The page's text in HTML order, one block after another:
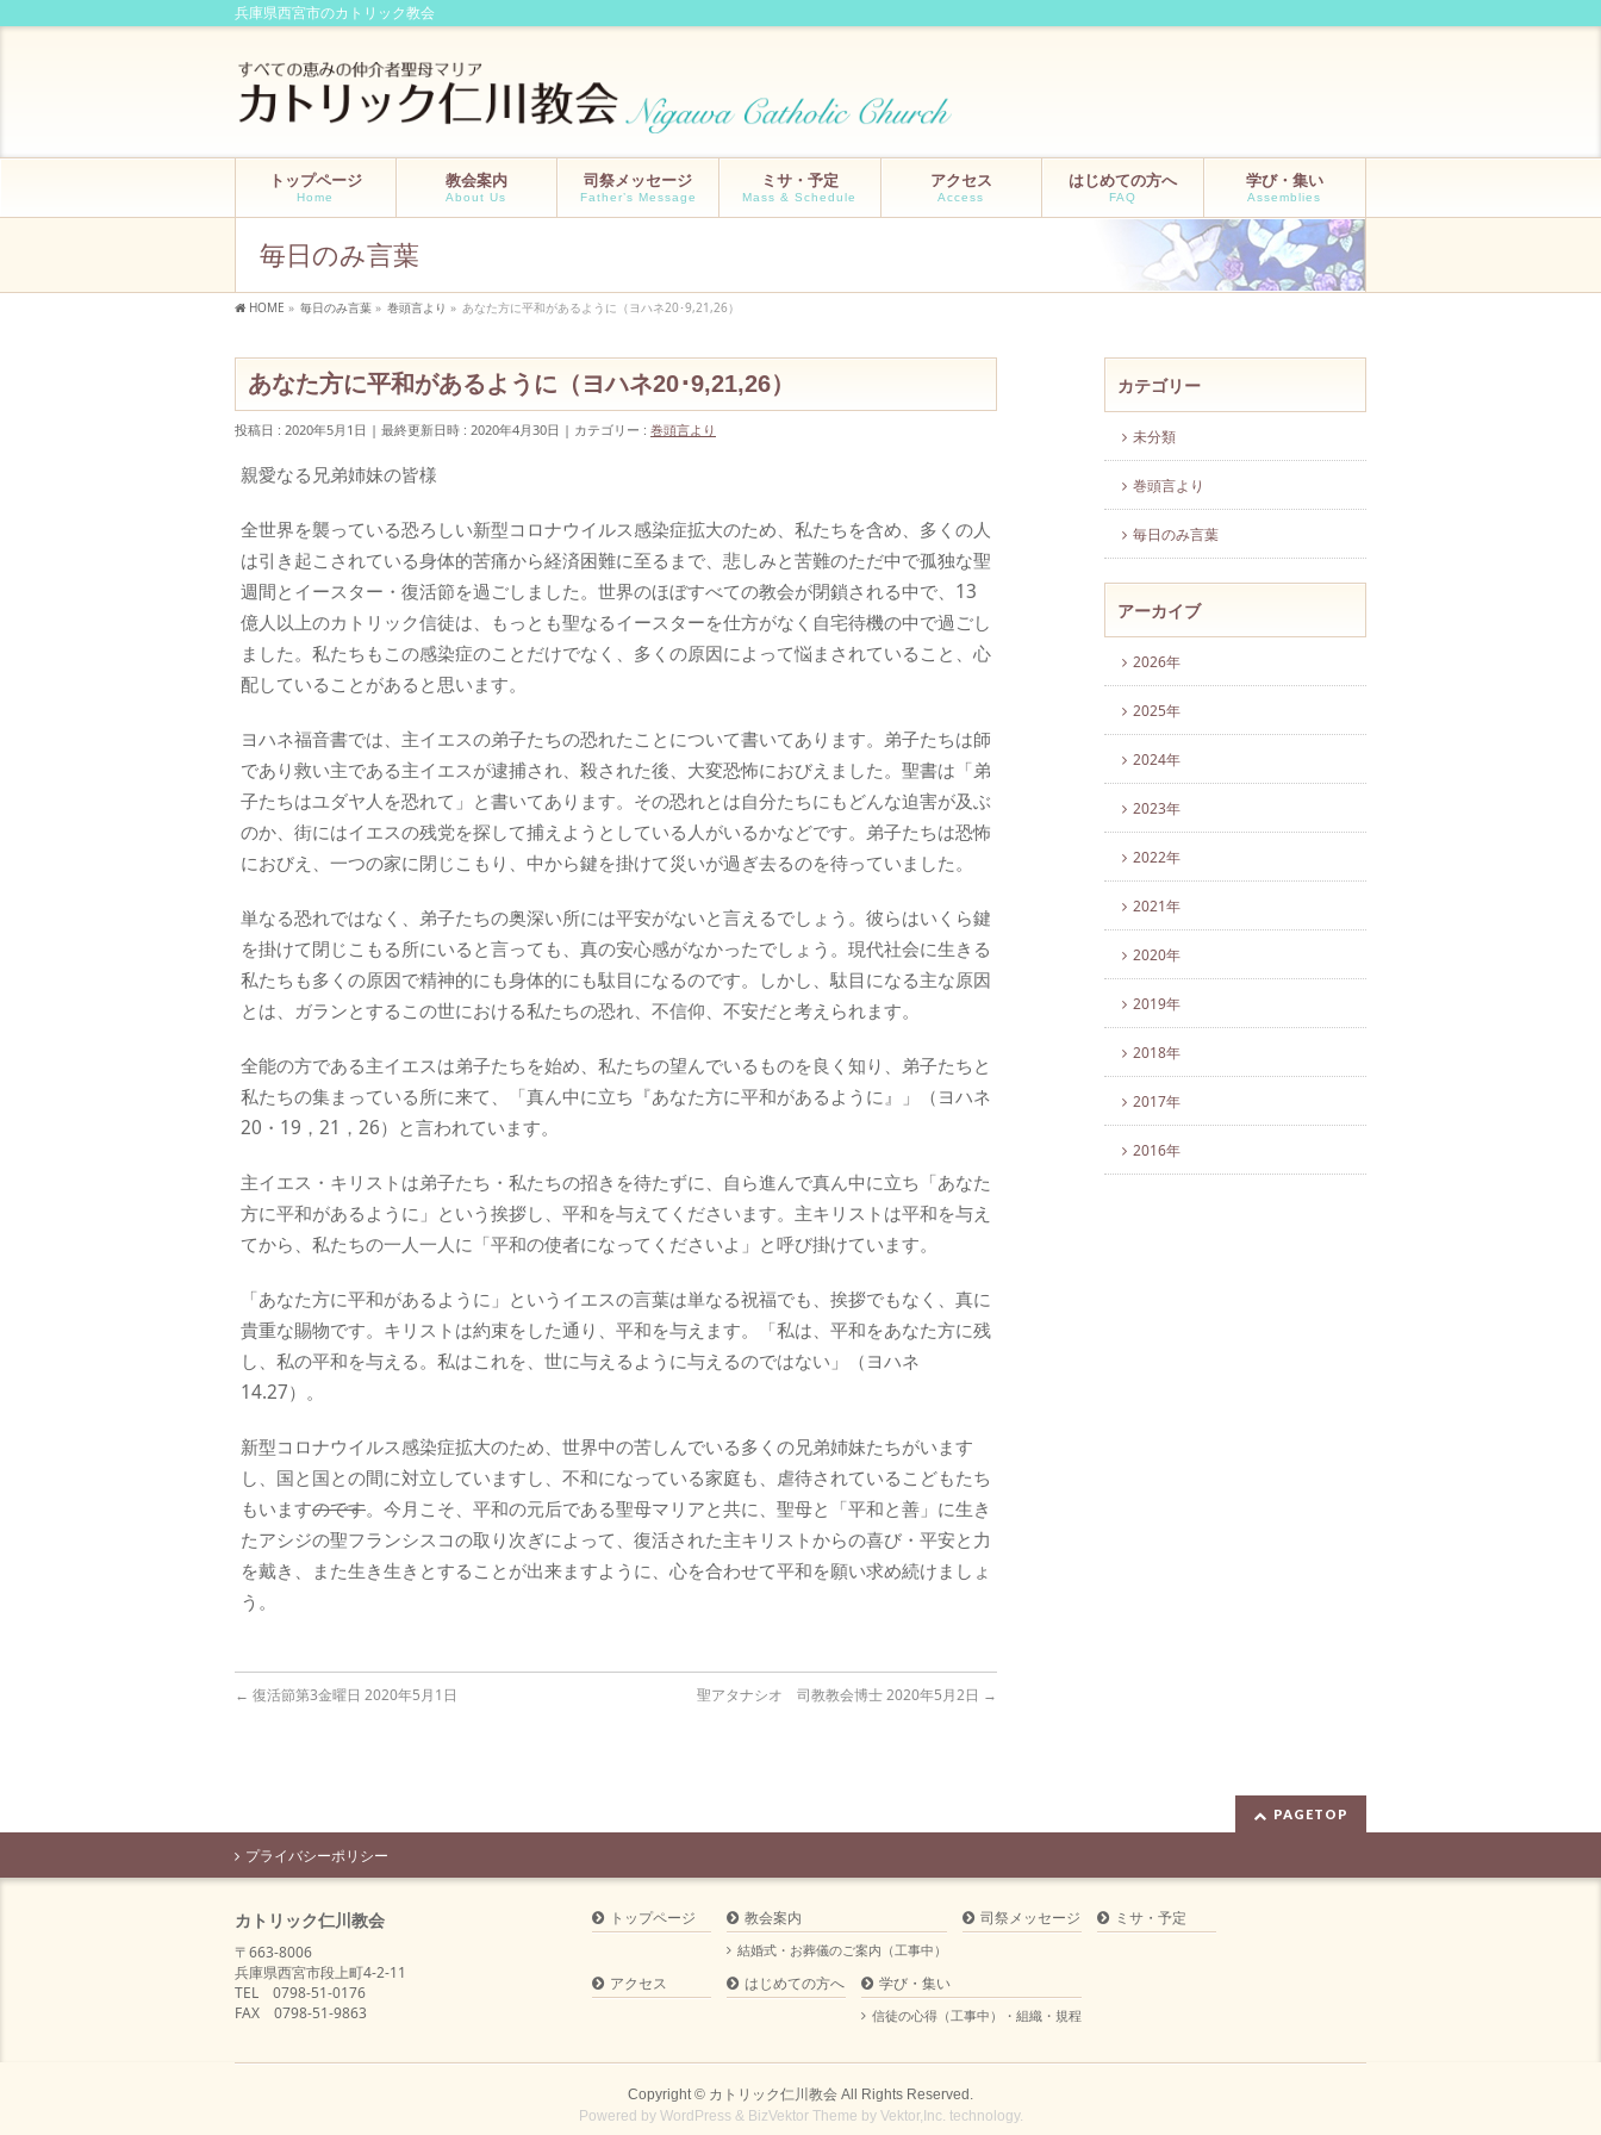
兵庫県西宮市のカトリック教会
トップページ
Home
教会案内
About Us
司祭メッセージ
Father’s Message
ミサ・予定
Mass & Schedule
アクセス
Access
はじめての方へ
FAQ
学び・集い
Assemblies
毎日のみ言葉
HOME » 毎日のみ言葉 » 巻頭言より » あなた方に平和があるように（ヨハネ20･9,21,26）
あなた方に平和があるように（ヨハネ20･9,21,26）
投稿日 : 2020年5月1日 最終更新日時 : 2020年4月30日 カテゴリー : 巻頭言より
親愛なる兄弟姉妹の皆様
全世界を襲っている恐ろしい新型コロナウイルス感染症拡大のため、私たちを含め、多くの人
は引き起こされている身体的苦痛から経済困難に至るまで、悲しみと苦難のただ中で孤独な聖
週間とイースター・復活節を過ごしました。世界のほぼすべての教会が閉鎖される中で、13
億人以上のカトリック信徒は、もっとも聖なるイースターを仕方がなく自宅待機の中で過ごし
ました。私たちもこの感染症のことだけでなく、多くの原因によって悩まされていること、心
配していることがあると思います。
ヨハネ福音書では、主イエスの弟子たちの恐れたことについて書いてあります。弟子たちは師
であり救い主である主イエスが逮捕され、殺された後、大変恐怖におびえました。聖書は「弟
子たちはユダヤ人を恐れて」と書いてあります。その恐れとは自分たちにもどんな迫害が及ぶ
のか、街にはイエスの残党を探して捕えようとしている人がいるかなどです。弟子たちは恐怖
におびえ、一つの家に閉じこもり、中から鍵を掛けて災いが過ぎ去るのを待っていました。
単なる恐れではなく、弟子たちの奥深い所には平安がないと言えるでしょう。彼らはいくら鍵
を掛けて閉じこもる所にいると言っても、真の安心感がなかったでしょう。現代社会に生きる
私たちも多くの原因で精神的にも身体的にも駄目になるのです。しかし、駄目になる主な原因
とは、ガランとするこの世における私たちの恐れ、不信仰、不安だと考えられます。
全能の方である主イエスは弟子たちを始め、私たちの望んでいるものを良く知り、弟子たちと
私たちの集まっている所に来て、「真ん中に立ち『あなた方に平和があるように』」（ヨハネ
20・19，21，26）と言われています。
主イエス・キリストは弟子たち・私たちの招きを待たずに、自ら進んで真ん中に立ち「あなた
方に平和があるように」という挨拶し、平和を与えてくださいます。主キリストは平和を与え
てから、私たちの一人一人に「平和の使者になってくださいよ」と呼び掛けています。
「あなた方に平和があるように」というイエスの言葉は単なる祝福でも、挨拶でもなく、真に
貴重な賜物です。キリストは約束をした通り、平和を与えます。「私は、平和をあなた方に残
し、私の平和を与える。私はこれを、世に与えるように与えるのではない」（ヨハネ
14.27）。
新型コロナウイルス感染症拡大のため、世界中の苦しんでいる多くの兄弟姉妹たちがいます
し、国と国との間に対立していますし、不和になっている家庭も、虐待されているこどもたち
もいますのです。今月こそ、平和の元后である聖母マリアと共に、聖母と「平和と善」に生き
たアシジの聖フランシスコの取り次ぎによって、復活された主キリストからの喜び・平安と力
を戴き、また生き生きとすることが出来ますように、心を合わせて平和を願い求め続けましょ
う。
← 復活節第3金曜日 2020年5月1日 聖アタナシオ 司教教会博士 2020年5月2日 →
カテゴリー
未分類
巻頭言より
毎日のみ言葉
アーカイブ
2026年
2025年
2024年
2023年
2022年
2021年
2020年
2019年
2018年
2017年
2016年
PAGETOP
プライバシーポリシー
カトリック仁川教会
〒663-8006
兵庫県西宮市段上町4-2-11
TEL 0798-51-0176
FAX 0798-51-9863
トップページ 教会案内
結婚式・お葬儀のご案内（工事中）
司祭メッセージ ミサ・予定
アクセス はじめての方へ 学び・集い
信徒の心得（工事中）・組織・規程
Copyright © カトリック仁川教会 All Rights Reserved.
Powered by WordPress & BizVektor Theme by Vektor,Inc. technology.